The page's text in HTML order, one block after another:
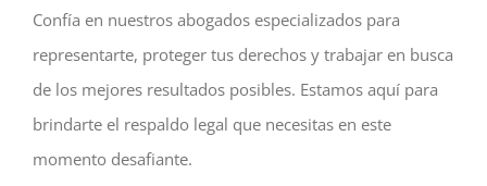
Confía en nuestros abogados especializados para
representarte, proteger tus derechos y trabajar en busca
de los mejores resultados posibles. Estamos aquí para
brindarte el respaldo legal que necesitas en este
momento desafiante.